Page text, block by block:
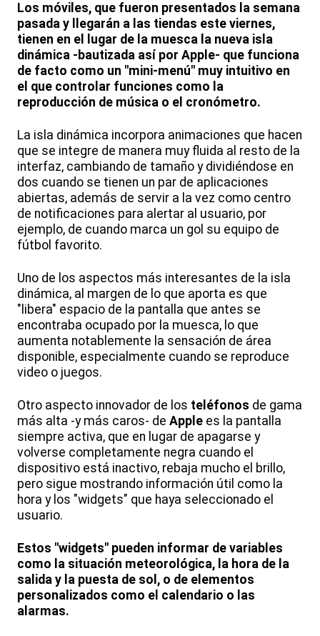
Los móviles, que fueron presentados la semana
pasada y llegarán a las tiendas este viernes,
tienen en el lugar de la muesca la nueva isla
dinámica -bautizada así por Apple- que funciona
de facto como un "mini-menú" muy intuitivo en
el que controlar funciones como la
reproducción de música o el cronómetro.
La isla dinámica incorpora animaciones que hacen
que se integre de manera muy fluida al resto de la
interfaz, cambiando de tamaño y dividiéndose en
dos cuando se tienen un par de aplicaciones
abiertas, además de servir a la vez como centro
de notificaciones para alertar al usuario, por
ejemplo, de cuando marca un gol su equipo de
fútbol favorito.
Uno de los aspectos más interesantes de la isla
dinámica, al margen de lo que aporta es que
"libera" espacio de la pantalla que antes se
encontraba ocupado por la muesca, lo que
aumenta notablemente la sensación de área
disponible, especialmente cuando se reproduce
video o juegos.
Otro aspecto innovador de los teléfonos de gama
más alta -y más caros- de Apple es la pantalla
siempre activa, que en lugar de apagarse y
volverse completamente negra cuando el
dispositivo está inactivo, rebaja mucho el brillo,
pero sigue mostrando información útil como la
hora y los "widgets" que haya seleccionado el
usuario.
Estos "widgets" pueden informar de variables
como la situación meteorológica, la hora de la
salida y la puesta de sol, o de elementos
personalizados como el calendario o las
alarmas.